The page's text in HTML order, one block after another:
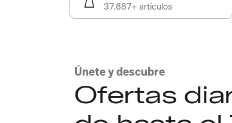
37.887+ artículos
Únete y descubre
Ofertas